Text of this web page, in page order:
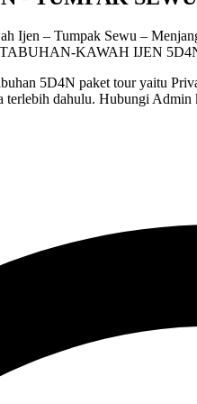
Ijen – Tumpak Sewu –
5D4N paket tour yaitu
dahulu. Hubungi